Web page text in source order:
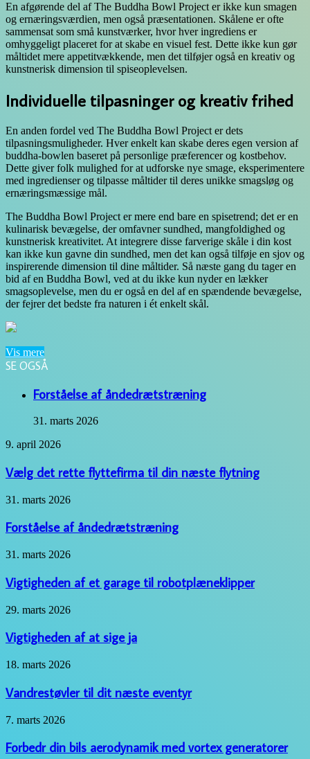
En afgørende del af The Buddha Bowl Project er ikke kun smagen
og ernæringsværdien, men også præsentationen. Skålene er ofte
sammensat som små kunstværker, hvor hver ingrediens er
omhyggeligt placeret for at skabe en visuel fest. Dette ikke kun gør
måltidet mere appetitvækkende, men det tilføjer også en kreativ og
kunstnerisk dimension til spiseoplevelsen.
Individuelle tilpasninger og kreativ frihed
En anden fordel ved The Buddha Bowl Project er dets
tilpasningsmuligheder. Hver enkelt kan skabe deres egen version af
buddha-bowlen baseret på personlige præferencer og kostbehov.
Dette giver folk mulighed for at udforske nye smage, eksperimentere
med ingredienser og tilpasse måltider til deres unikke smagsløg og
ernæringsmæssige mål.
The Buddha Bowl Project er mere end bare en spisetrend; det er en
kulinarisk bevægelse, der omfavner sundhed, mangfoldighed og
kunstnerisk kreativitet. At integrere disse farverige skåle i din kost
kan ikke kun gavne din sundhed, men det kan også tilføje en sjov og
inspirerende dimension til dine måltider. Så næste gang du tager en
bid af en Buddha Bowl, ved at du ikke kun nyder en lækker
smagsoplevelse, men du er også en del af en spændende bevægelse,
der fejrer det bedste fra naturen i ét enkelt skål.
Vis mere
SE OGSÅ
Forståelse af åndedrætstræning
31. marts 2026
Vælg
rette
flyttefirma
til
din
flytning
9. april 2026
Vælg det rette flyttefirma til din næste flytning
Forståelse
åndedrætstræning
31. marts 2026
Forståelse af åndedrætstræning
Vigtigheden
et
garage
til
robotplæneklipper
31. marts 2026
Vigtigheden af et garage til robotplæneklipper
Vigtigheden
at
sige
ja
29. marts 2026
Vigtigheden af at sige ja
Vandrestøvler
dit
næste
eventyr
18. marts 2026
Vandrestøvler til dit næste eventyr
Forbedr
bils
aerodynamik
7. marts 2026
Forbedr din bils aerodynamik med vortex generatorer